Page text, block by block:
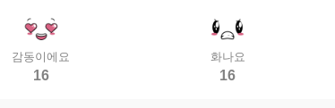
감동이에요
16
화나요
16